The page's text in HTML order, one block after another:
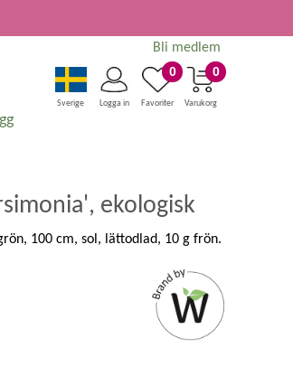
0
Varukorg
0
Favoriter
Logga in
Sverige
Bli medlem
ekologisk
100 cm, sol, lättodlad, 10 g frön.